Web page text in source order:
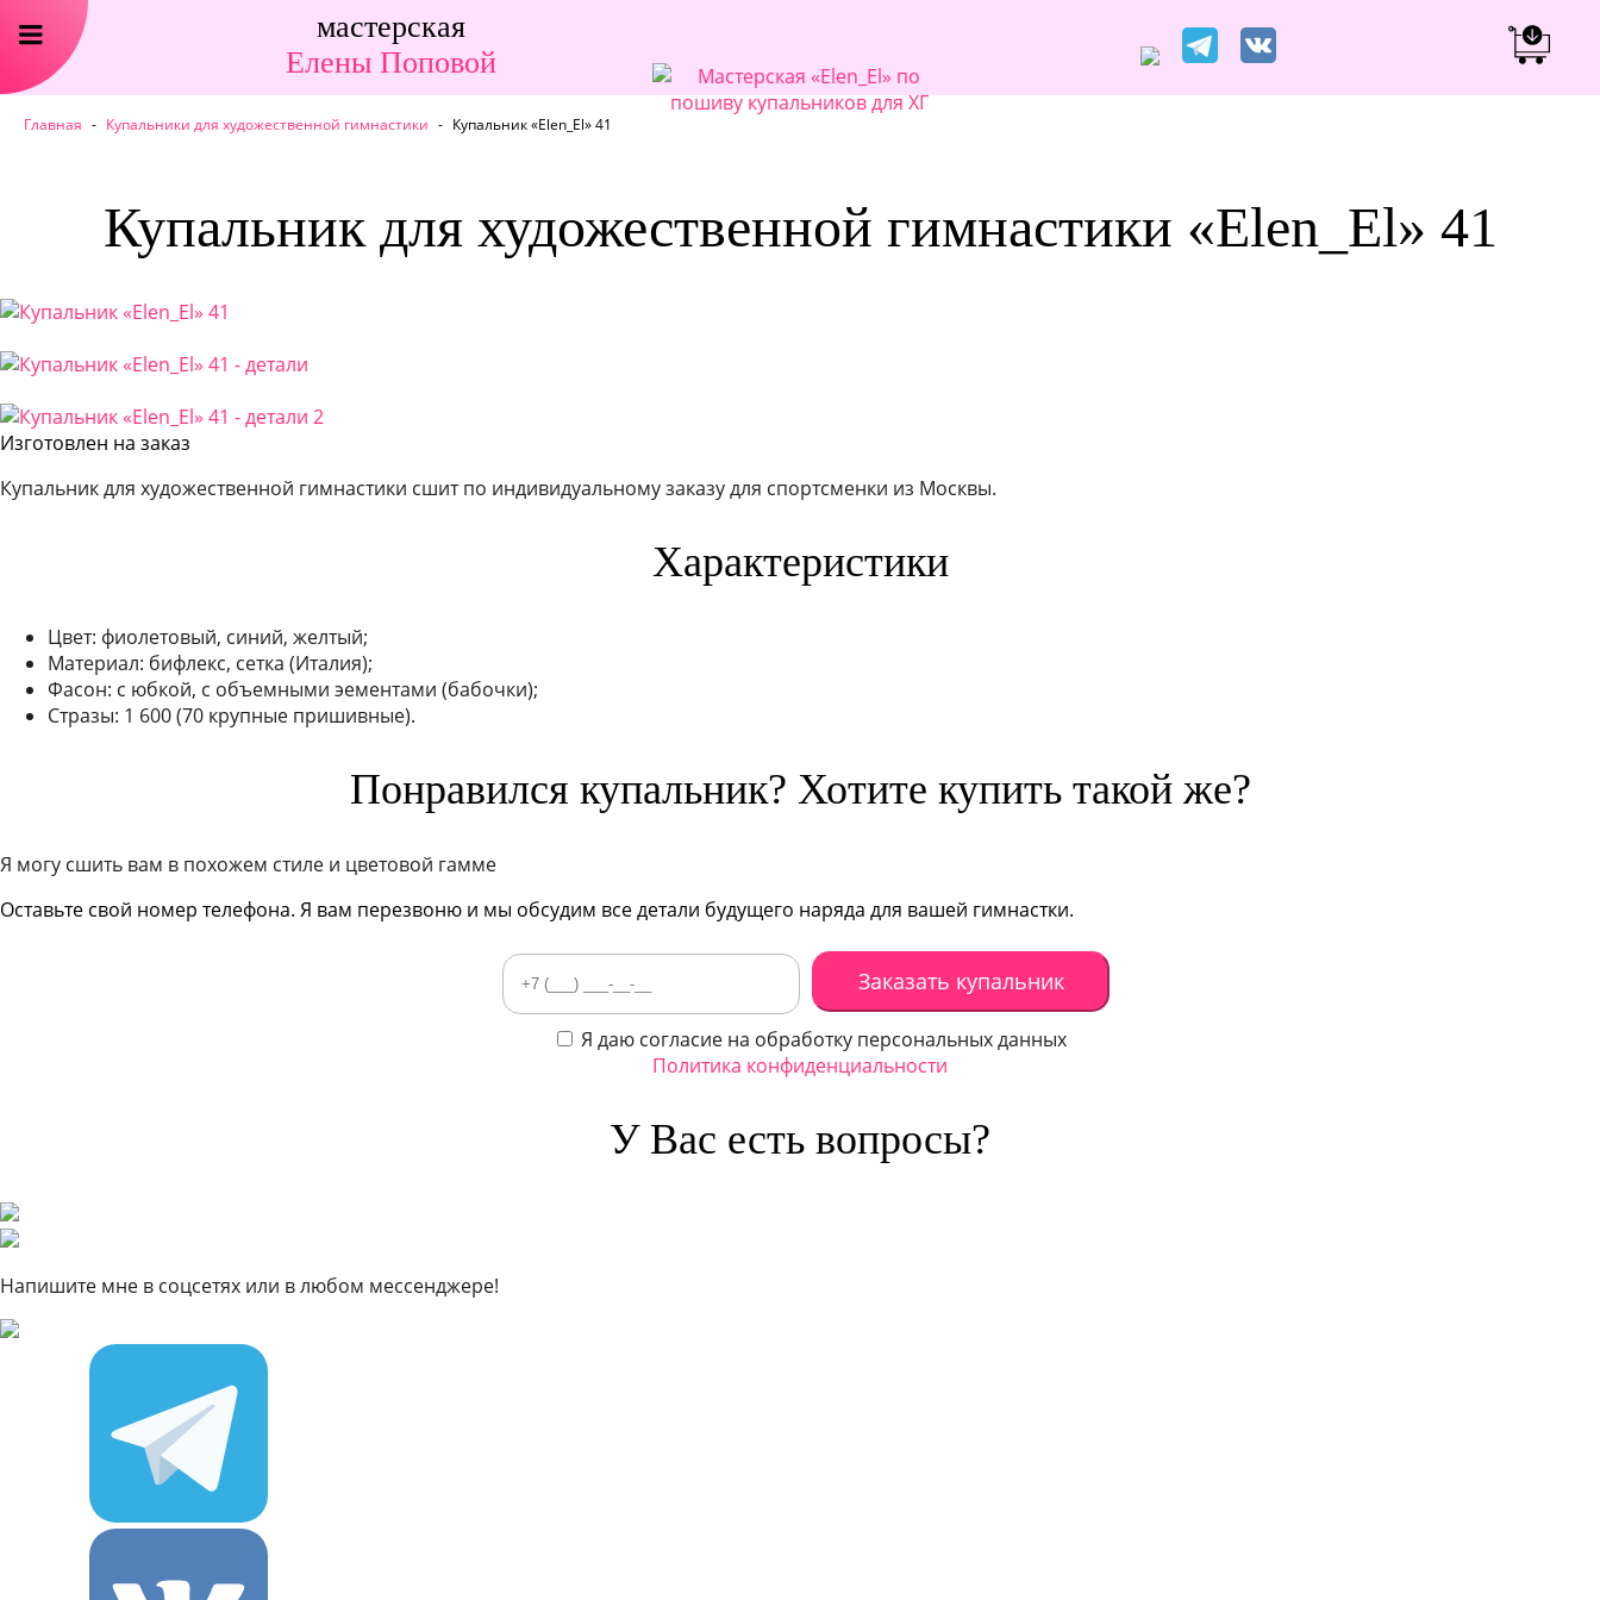
мастерская
Елены Поповой
Главная - Купальники для художественной гимнастики - Купальник «Elen_El» 41
Купальник для художественной гимнастики «Elen_El» 41
Изготовлен на заказ
Купальник для художественной гимнастики сшит по индивидуальному заказу для спортсменки из Москвы.
Характеристики
Цвет: фиолетовый, синий, желтый;
Материал: бифлекс, сетка (Италия);
Фасон: с юбкой, с объемными эементами (бабочки);
Стразы: 1 600 (70 крупные пришивные).
Понравился купальник? Хотите купить такой же?
Я могу сшить вам в похожем стиле и цветовой гамме
Оставьте свой номер телефона. Я вам перезвоню и мы обсудим все детали будущего наряда для вашей гимнастки.
Я даю согласие на обработку персональных данных
Политика конфиденциальности
У Вас есть вопросы?
Напишите мне в соцсетях или в любом мессенджере!